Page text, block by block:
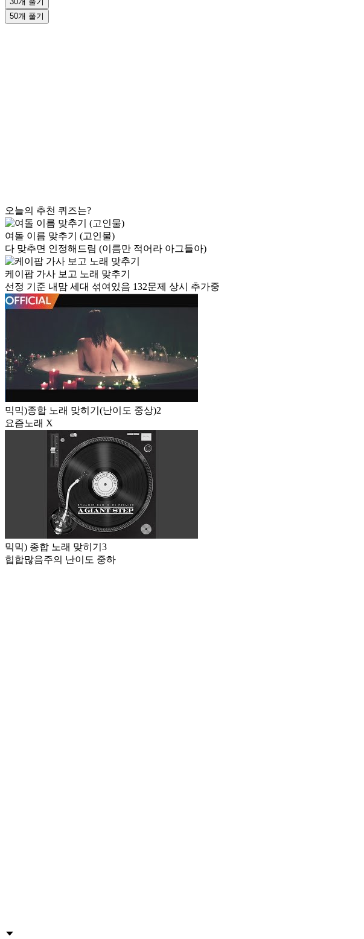
50개 풀기
오늘의 추천 퀴즈는?
여돌 이름 맞추기 (고인물)
다 맞추면 인정해드림 (이름만 적어라 아그들아)
케이팝 가사 보고 노래 맞추기
선정 기준 내맘 세대 섞여있음 132문제 상시 추가중
믹믹)종합 노래 맞히기(난이도 중상)2
요즘노래 X
믹믹) 종합 노래 맞히기3
힙합많음주의 난이도 중하